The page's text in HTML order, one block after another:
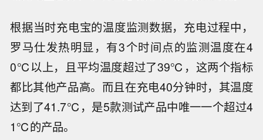
根据当时充电宝的温度监测数据，充电过程中，
罗马仕发热明显，有3个时间点的监测温度在4
0℃以上，且平均温度超过了39℃，这两个指标
都比其他产品高。而且在充电40分钟时，其温度
达到了41.7℃，是5款测试产品中唯一一个超过4
1℃的产品。
【千问开放平台上线】8月10日，千问
开放平台上线，面向生态伙伴和开发者
开放手机、PC和AI眼镜三类终端的服务
接入。据介绍，首批接入的伙伴覆盖物
【造纸板短线拉升，宜宾纸业触及涨
停】造纸板短线拉升，宜宾纸业触及涨